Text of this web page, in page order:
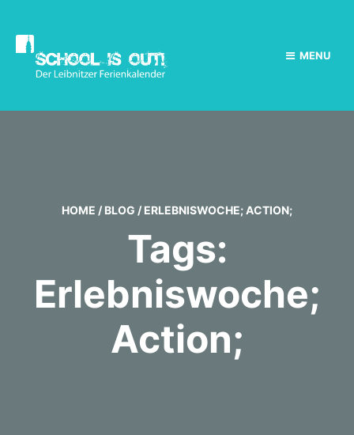
MENU
HOME / BLOG / ERLEBNISWOCHE; ACTION;
Tags:
Erlebniswoche;
Action;